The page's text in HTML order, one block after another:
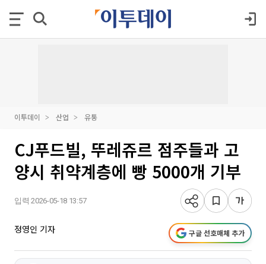
이투데이 산업 유통
CJ푸드빌, 뚜레쥬르 점주들과 고
양시 취약계층에 빵 5000개 기부
입력 2026-05-18 13:57
정영인 기자 구글 선호매체 추가